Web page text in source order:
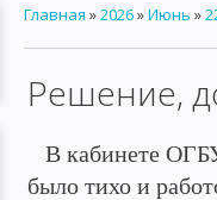
Главная »2026»Июнь »
Решение,
В кабинете
было тихо и